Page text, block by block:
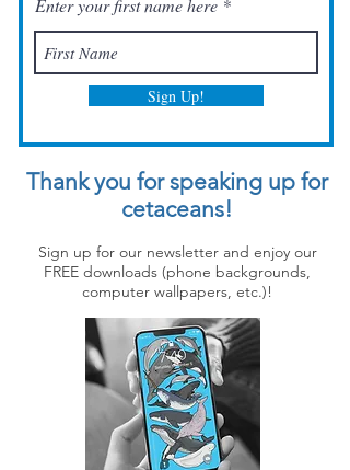
Thank you for speaking up for
cetaceans!
Sign up for our newsletter and enjoy our
FREE downloads (phone backgrounds,
computer wallpapers, etc.)!
Enter your first name here
Sign Up!